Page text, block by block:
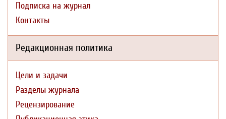
Подписка на журнал
Контакты
Редакционная политика
Цели и задачи
Разделы журнала
Рецензирование